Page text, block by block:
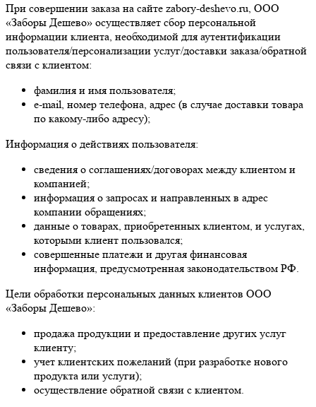
При совершении заказа на сайте zabory-deshevo.ru, ООО
«Заборы Дешево» осуществляет сбор персональной
информации клиента, необходимой для аутентификации
пользователя/персонализации услуг/доставки заказа/обратной
связи с клиентом:
фамилия и имя пользователя;
e-mail, номер телефона, адрес (в случае доставки товара
по какому-либо адресу);
Информация о действиях пользователя:
сведения о соглашениях/договорах между клиентом и
компанией;
информация о запросах и направленных в адрес
компании обращениях;
данные о товарах, приобретенных клиентом, и услугах,
которыми клиент пользовался;
совершенные платежи и другая финансовая
информация, предусмотренная законодательством РФ.
Цели обработки персональных данных клиентов ООО
«Заборы Дешево»:
продажа продукции и предоставление других услуг
клиенту;
учет клиентских пожеланий (при разработке нового
продукта или услуги);
осуществление обратной связи с клиентом.